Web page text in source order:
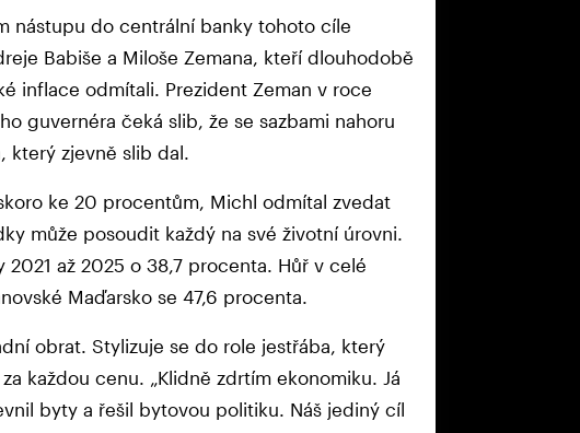
nástupu do centrální banky tohoto cíle
Babiše a Miloše Zemana, kteří dlouhodobě
inflace odmítali. Prezident Zeman v roce
guvernéra čeká slib, že se sazbami nahoru
který zjevně slib dal.
ke 20 procentům, Michl odmítal zvedat
může posoudit každý na své životní úrovni.
2021 až 2025 o 38,7 procenta. Hůř v celé
Maďarsko se 47,6 procenta.
obrat. Stylizuje se do role jestřába, který
každou cenu. „Klidně zdrtím ekonomiku. Já
byty a řešil bytovou politiku. Náš jediný cíl